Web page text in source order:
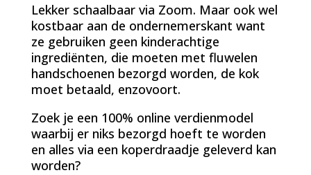
Lekker schaalbaar via Zoom. Maar ook wel
kostbaar aan de ondernemerskant want
ze gebruiken geen kinderachtige
ingrediënten, die moeten met fluwelen
handschoenen bezorgd worden, de kok
moet betaald, enzovoort.
Zoek je een 100% online verdienmodel
waarbij er niks bezorgd hoeft te worden
en alles via een koperdraadje geleverd kan
worden?